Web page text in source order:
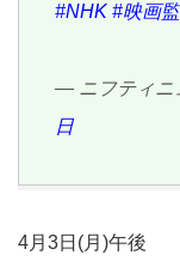
#NHK #映画
— ニフティニ
日
4月3日(月)午後